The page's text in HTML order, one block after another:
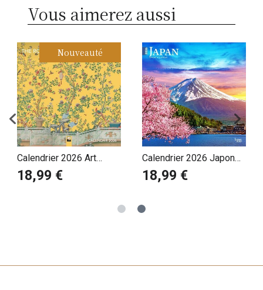
Vous aimerez aussi
Nouveauté
Calendrier 2026 Art
Chinois Dragons Oiseaux
18,99 €
Calendrier 2026 Japon
Tokyo Asie
18,99 €